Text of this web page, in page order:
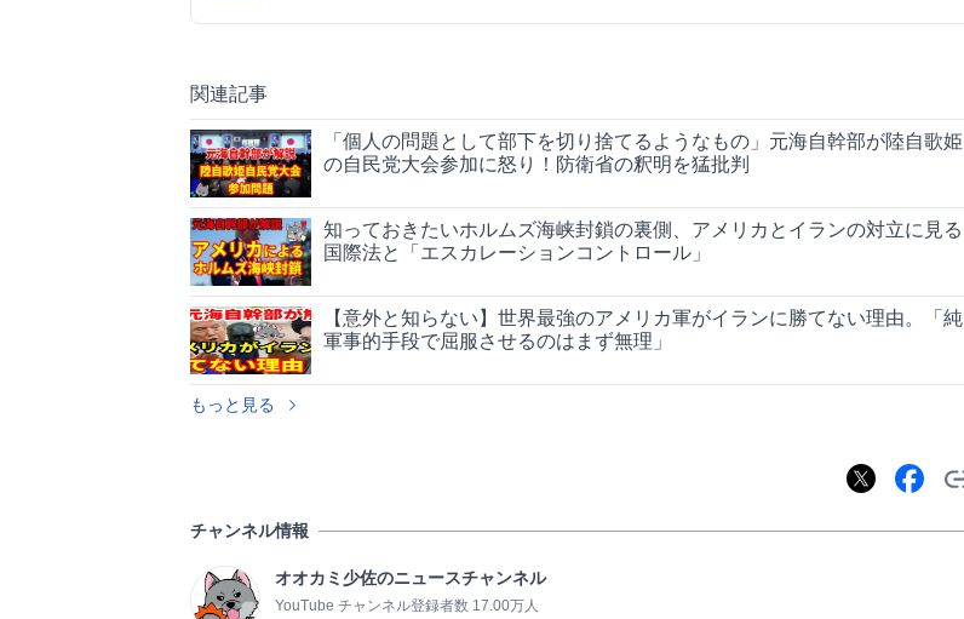
関連記事
「個人の問題として部下を切り捨てるようなもの」元海自幹部が陸自歌姫
の自民党大会参加に怒り！防衛省の釈明を猛批判
知っておきたいホルムズ海峡封鎖の裏側、アメリカとイランの対立に見る
国際法と「エスカレーションコントロール」
【意外と知らない】世界最強のアメリカ軍がイランに勝てない理由。「純
軍事的手段で屈服させるのはまず無理」
もっと見る
チャンネル情報
オオカミ少佐のニュースチャンネル
YouTube チャンネル登録者数 17.00万人